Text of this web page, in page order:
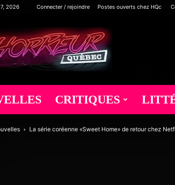
2026 Connecter / rejoindre Postes ouverts chez HQc
Horreur
Québec
CRITIQUES
La série coréenne «Sweet Home» de retour chez